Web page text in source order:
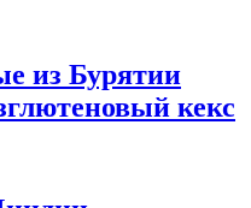
из Бурятии
кекс